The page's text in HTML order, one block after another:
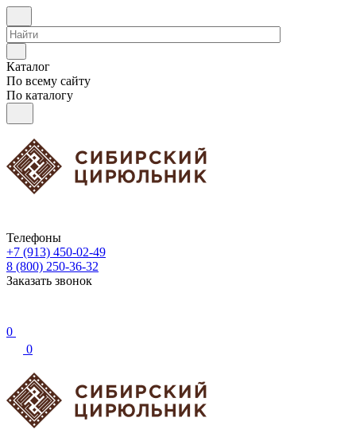
Каталог
По всему сайту
По каталогу
Телефоны
+7 (913) 450-02-49
8 (800) 250-36-32
Заказать звонок
0
0